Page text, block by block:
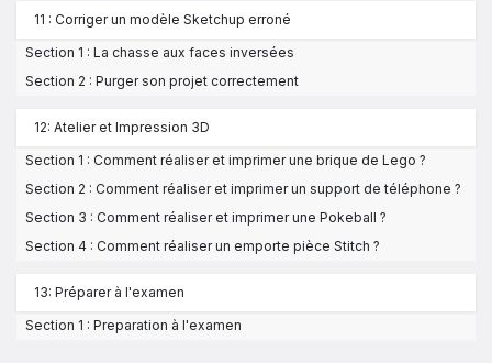
11 : Corriger un modèle Sketchup erroné
Section 1 : La chasse aux faces inversées
Section 2 : Purger son projet correctement
12: Atelier et Impression 3D
Section 1 : Comment réaliser et imprimer une brique de Lego ?
Section 2 : Comment réaliser et imprimer un support de téléphone ?
Section 3 : Comment réaliser et imprimer une Pokeball ?
Section 4 : Comment réaliser un emporte pièce Stitch ?
13: Préparer à l'examen
Section 1 : Preparation à l'examen